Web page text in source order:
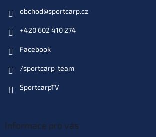
obchod@sportcarp.cz
+420 602 410 274
Facebook
/sportcarp_team
SportcarpTV
Informace pro vás